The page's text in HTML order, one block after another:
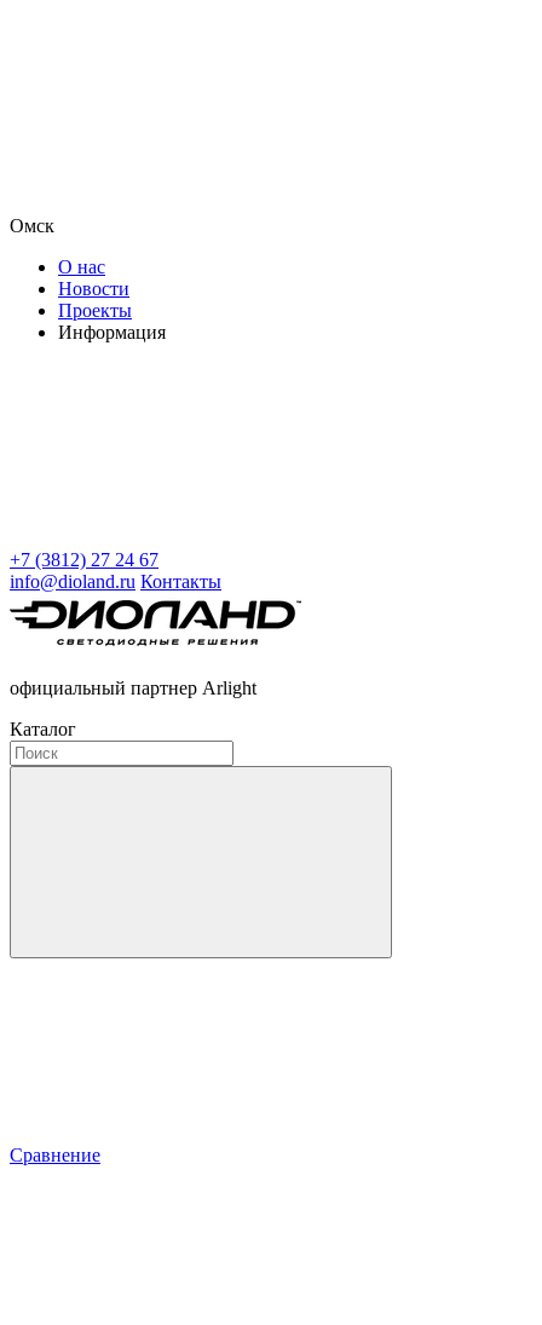
Омск
О нас
Новости
Проекты
Информация
+7 (3812) 27 24 67
info@dioland.ru Контакты
официальный партнер Arlight
Каталог
Сравнение